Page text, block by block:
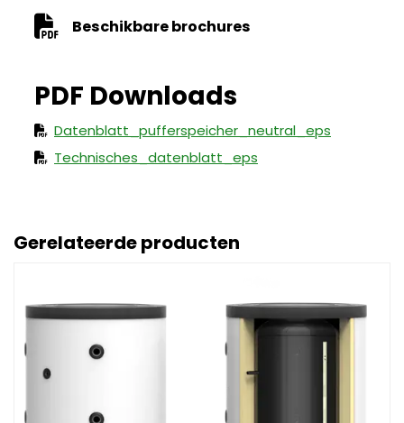
Beschikbare brochures
Datenblatt_pufferspeicher_neutral_eps
Technisches_datenblatt_eps
Gerelateerde producten